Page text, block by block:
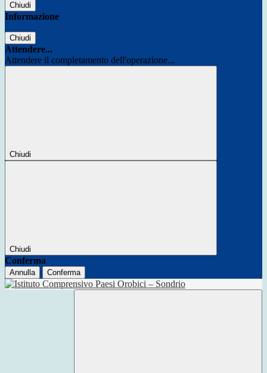
Chiudi
Informazione
Chiudi
Attendere...
Attendere il completamento dell'operazione...
Chiudi
Chiudi
Conferma
Annulla Conferma